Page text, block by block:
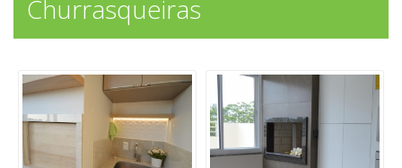
Churrasqueiras